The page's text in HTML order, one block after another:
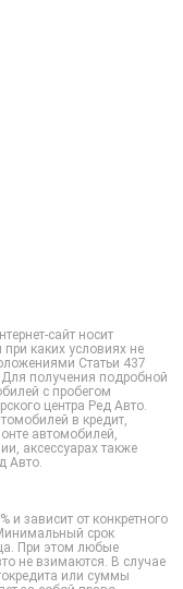
сайт носит
каких условиях не
Статьи 437
получения подробной
с пробегом
центра Ред Авто.
в кредит,
автомобилей,
аксессуарах также
Авто.
и зависит от конкретного
срок
При этом любые
не взимаются. В случае
или суммы